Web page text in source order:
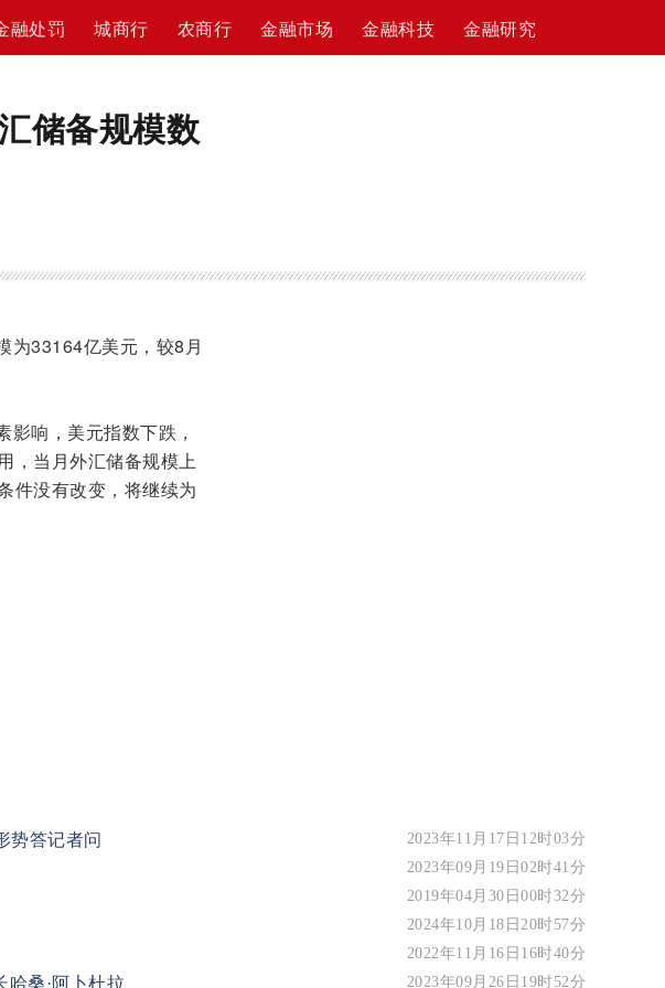
融处罚 城商行 农商行 金融市场 金融科技 金融研究
储备规模数
为33164亿美元，较8月
响，美元指数下跌，
，当月外汇储备规模上
件没有改变，将继续为
势答记者问 2023年11月17日12时03分
2023年09月19日02时41分
2019年04月30日00时32分
2024年10月18日20时57分
2022年11月16日16时40分
桑·阿卜杜拉 2023年09月26日19时52分